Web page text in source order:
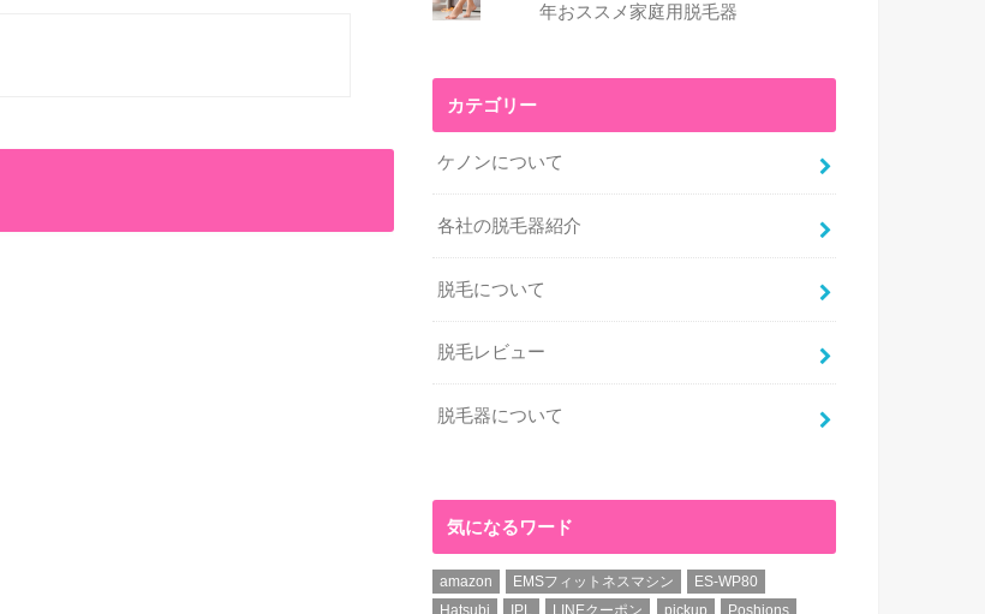
年おススメ家庭用脱毛器
カテゴリー
ケノンについて
各社の脱毛器紹介
脱毛について
脱毛レビュー
脱毛器について
気になるワード
amazon EMSフィットネスマシン
ES-WP80